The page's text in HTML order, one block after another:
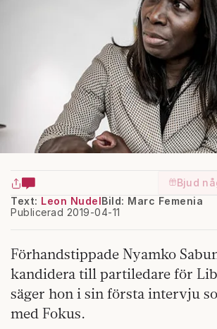
Bjud
Text: Leon Nudel
Publicerad 2019-04-11
Bild: Marc Femenia
Förhandstippade Nyamko
kandidera till partiledare för
säger hon i sin första intervju
med Fokus.